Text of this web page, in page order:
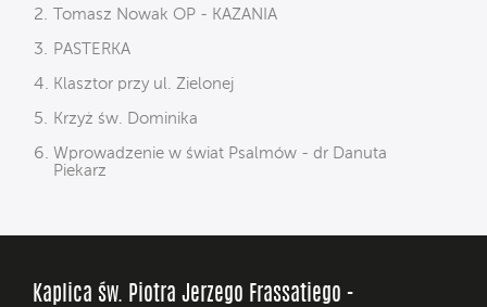
Tomasz Nowak OP - KAZANIA
PASTERKA
Klasztor przy ul. Zielonej
Krzyż św. Dominika
Wprowadzenie w świat Psalmów - dr Danuta
Piekarz
Kaplica św. Piotra Jerzego Frassatiego -